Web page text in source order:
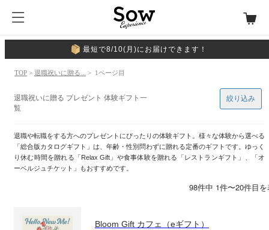
最短で8/10(月)にお届けできます！
TOP > 退職祝いに贈る... > 1ページ目
退職祝いに贈る プレゼント 体験ギフト一
覧
退職や転職をする方へのプレゼントにぴったりの体験ギフト。様々な体験から選べる
「総合版カタログギフト」は、年齢・性別問わずに贈れる定番のギフトです。ゆっく
り休む時間を贈れる「Relax Gift」や食事体験を贈れる「レストランギフト」、「オ
ーベルジュチケット」もおすすめです。
絞り込み
98件中 1件〜20件目
Bloom Gift カフェ（eギフト）